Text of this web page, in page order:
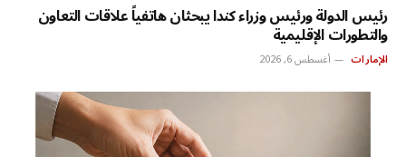
رئيس الدولة ورئيس وزراء كندا يبحثان هاتفياً علاقات التعاون
والتطورات الإقليمية
الإمارات أغسطس 6, 2026